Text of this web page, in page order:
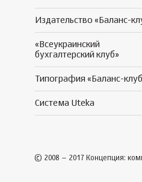
Издательство «Баланс-
«Всеукраинский
бухгалтерский клуб»
Типография «Баланс-
Система Uteka
© 2008 – 2017 Концепция: